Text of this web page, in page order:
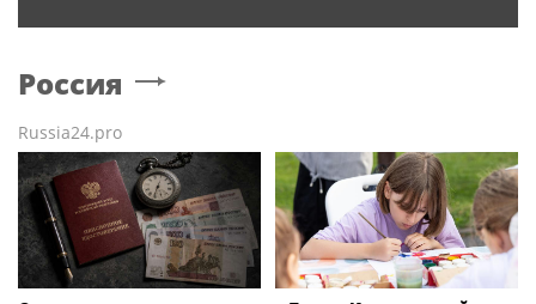
Россия
Russia24.pro